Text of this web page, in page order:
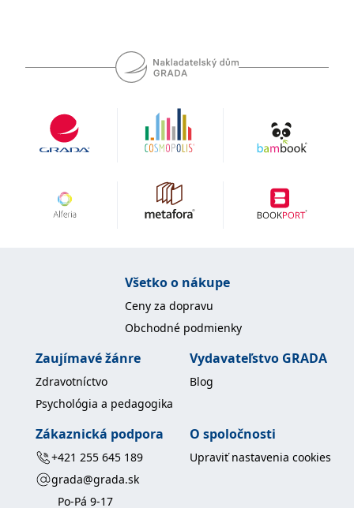
Všetko o nákupe
Ceny za dopravu
Obchodné podmienky
Zaujímavé žánre
Zdravotníctvo
Psychológia a pedagogika
Vydavateľstvo GRADA
Blog
Zákaznická podpora
+421 255 645 189
grada@grada.sk
Po-Pá 9-17
O spoločnosti
Upraviť nastavenia cookies